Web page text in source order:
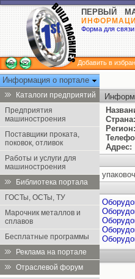
ПЕРВЫЙ
Форма для связи
Добавить в
Информация о портале
Каталоги предприятий
Предприятия
машиностроения
Поставщики проката,
поковок, отливок
Работы и услуги для
машиностроения
Библиотека портала
ГОСТы, ОСТы, ТУ
Марочник металлов и
сплавов
Бесплатные программы
Реклама на портале
Отраслевой форум
Страна:
Регион:
Адрес: